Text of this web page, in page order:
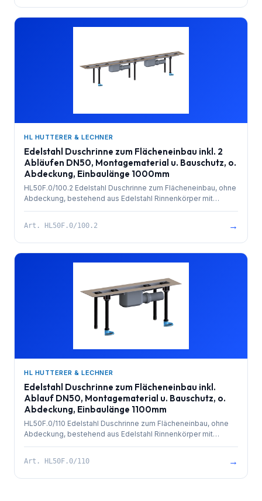
Selbstreinigungseffekt durch innenliegendes Gefälle.
Ablaufleistung 0,8 l/sek. 4 Stk. höhenverstellbare,
schallentkoppelte Montagefüße und Bauschutz. Einbaulänge
HL HUTTERER & LECHNER
Edelstahl Duschrinne zum Flächeneinbau inkl. 2
Abläufen DN50, Montagematerial u. Bauschutz, o.
Abdeckung, Einbaulänge 1000mm
HL50F.0/100.2 Edelstahl Duschrinne zum Flächeneinbau, ohne
Abdeckung, bestehend aus Edelstahl Rinnenkörper mit
besandetem Flansch zur Anbindung an Verbundabdichtungen,
und herausziehbarem Geruchsverschluss. Rinnenkörper mit
Selbstreinigungseffekt durch innenliegendes Gefälle.
Ablaufleistung 1,4 l/sek. 4 Stk. höhenverstellbare,
schallentkoppelte Montagefüße und Bauschutz. Einbaulänge
Art. HL50F.0/100.2 →
HL HUTTERER & LECHNER
Edelstahl Duschrinne zum Flächeneinbau inkl.
Ablauf DN50, Montagematerial u. Bauschutz, o.
Abdeckung, Einbaulänge 1100mm
HL50F.0/110 Edelstahl Duschrinne zum Flächeneinbau, ohne
Abdeckung, bestehend aus Edelstahl Rinnenkörper mit
besandetem Flansch zur Anbindung an Verbundabdichtungen,
herausziehbarem Geruchsverschluss. Rinnenkörper mit
Selbstreinigungseffekt durch innenliegendes Gefälle.
Art. HL50F.0/110 →